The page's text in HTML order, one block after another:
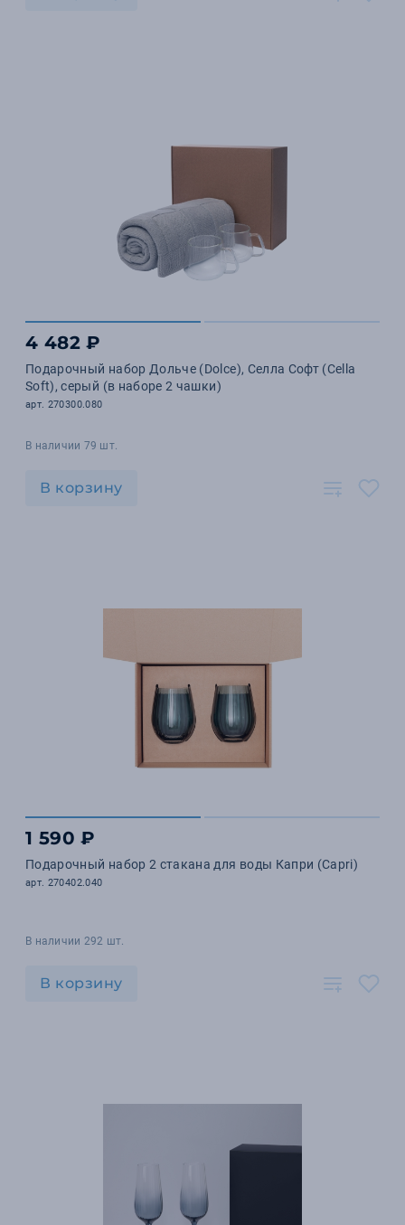
4 482 ₽
Подарочный набор Дольче (Dolce), Селла Софт (Cella
Soft), серый (в наборе 2 чашки)
арт. 270300.080
В наличии 79 шт.
В корзину
1 590 ₽
Подарочный набор 2 стакана для воды Капри (Capri)
арт. 270402.040
В наличии 292 шт.
В корзину